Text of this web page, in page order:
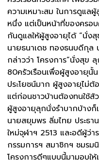
ความเหมาะสม ในการดูแล
หนึ่ง แต่เป็นหน้าที่ของครอ
กันดูแลให้ผู้สูงอายุได้ “นั่ง
นายธนาเดช ทองธนบดีกุล
กล่าวว่า โครงการ”นั่งสุข
80ครัวเรือนเพื่อผู้สูงอายุนั้
ประโยชน์มาก ผู้สูงอายุไม่
แต่ก่อนชาวบ้านต้องทนใช้
ผู้สูงอายุลุกนั่งรำบากบ้าง
นายสยุมพร ลิ่มไทย ประธา
ใหม่จุฬาฯ 2513 และอดีผู้ว่
กรรมการฯ สมาชิกฯ ชมรม
โครงการดีๆแบบนี้มามอบใ